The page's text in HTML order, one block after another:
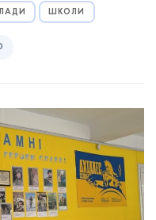
ШКОЛИ